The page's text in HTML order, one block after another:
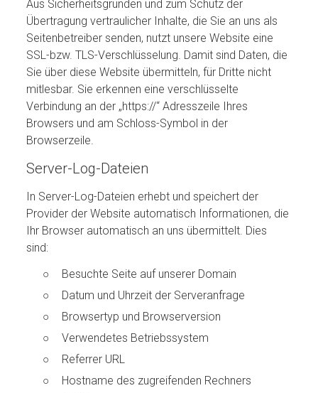
Aus Sicherheitsgründen und zum Schutz der
Übertragung vertraulicher Inhalte, die Sie an uns als
Seitenbetreiber senden, nutzt unsere Website eine
SSL-bzw. TLS-Verschlüsselung. Damit sind Daten, die
Sie über diese Website übermitteln, für Dritte nicht
mitlesbar. Sie erkennen eine verschlüsselte
Verbindung an der „https://“ Adresszeile Ihres
Browsers und am Schloss-Symbol in der
Browserzeile.
Server-Log-Dateien
In Server-Log-Dateien erhebt und speichert der
Provider der Website automatisch Informationen, die
Ihr Browser automatisch an uns übermittelt. Dies
sind:
Besuchte Seite auf unserer Domain
Datum und Uhrzeit der Serveranfrage
Browsertyp und Browserversion
Verwendetes Betriebssystem
Referrer URL
Hostname des zugreifenden Rechners